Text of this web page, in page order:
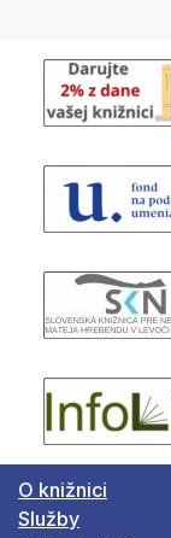
O knižnici
Služby